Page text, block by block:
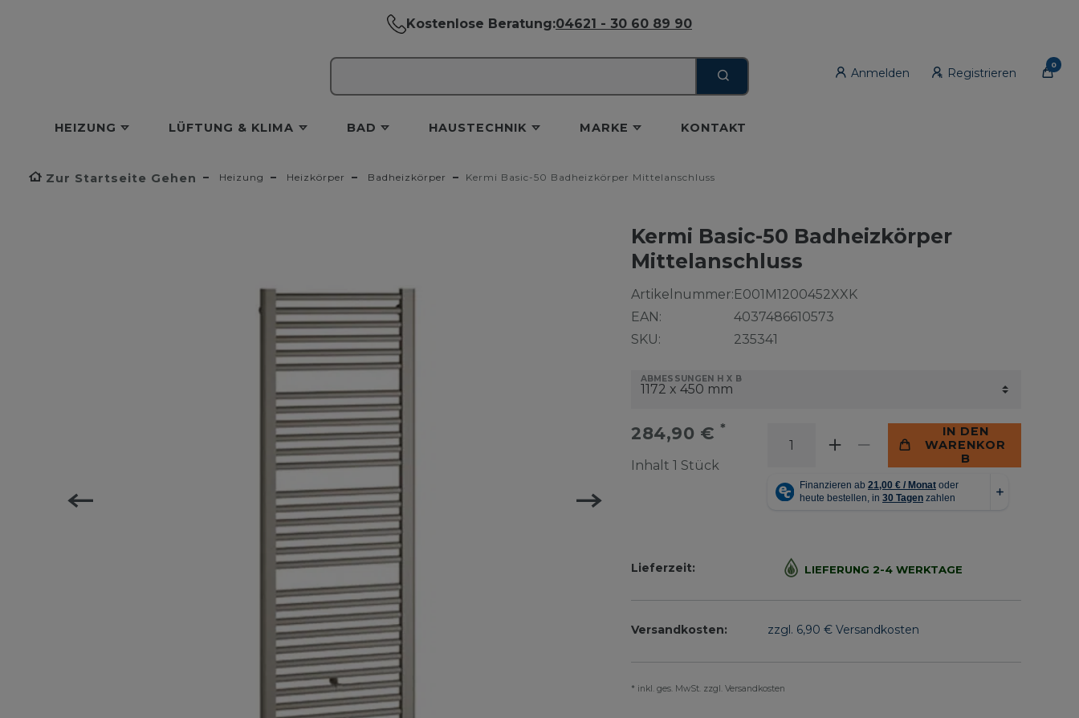
Kostenlose Beratung:04621 - 30 60 89 90
Anmelden Registrieren
0
HEIZUNG LÜFTUNG & KLIMA BAD HAUSTECHNIK MARKE KONTAKT
Zur Startseite Gehen Heizung Heizkörper Badheizkörper Kermi Basic-50 Badheizkörper Mittelanschluss
Kermi Basic-50 Badheizkörper
Mittelanschluss
Artikelnummer:
EAN:
SKU:
E001M1200452XXK
4037486610573
235341
ABMESSUNGEN H X B
284,90 € *
Inhalt 1 Stück
IN DEN
WARENKOR
B
Lieferzeit: LIEFERUNG 2-4 WERKTAGE
Versandkosten: zzgl. 6,90 € Versandkosten
* inkl. ges. MwSt. zzgl. Versandkosten